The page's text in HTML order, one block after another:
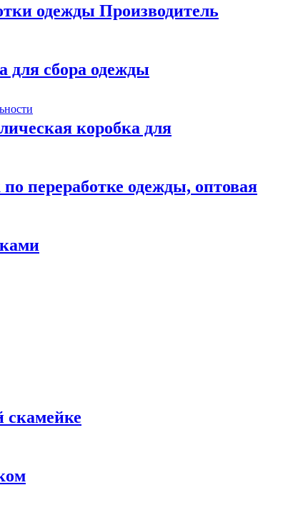
одежды Производитель
для сбора одежды
коробка для
переработке одежды, оптовая
скамейке